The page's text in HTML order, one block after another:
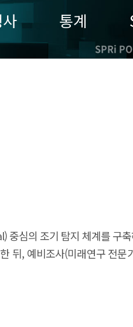
통계
SPRi
중심의 조기 탐지 체계를 구
, 예비조사(미래연구 전문
향력, 구현 가능성을 검증하
술이 새롭게 등장하였으며,